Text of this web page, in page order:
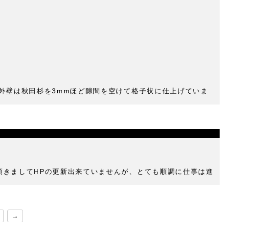
は秋田杉を3mmほど隙間を空けて格子状に仕上げていま
ましてHPの更新出来ていませんが、とても順調に仕事は進
→